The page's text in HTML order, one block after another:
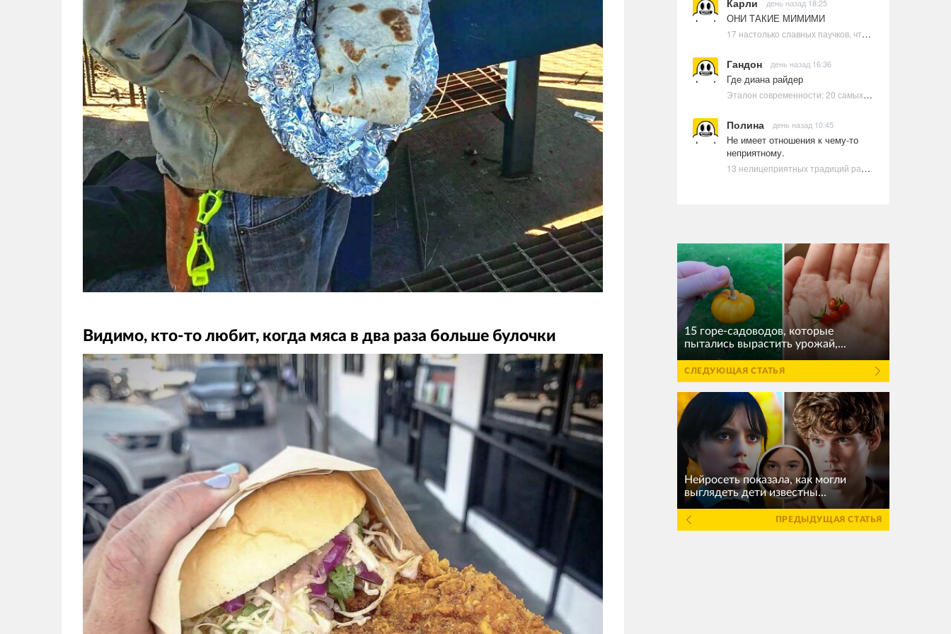
Видимо, кто-то любит, когда мяса в два раза больше булочки
Карли день назад 18:25
ОНИ ТАКИЕ МИМИМИ
17 настолько славных паучков, что даже у арахнофобов появится желание их погладить
Гандон день назад 16:36
Где диана райдер
Эталон современности: 20 самых красивых и привлекательных актрис Голливуда, по мнению Google | Ультрамарин
Полина день назад 10:45
Не имеет отношения к чему-то
неприятному.
13 нелицеприятных традиций разных стран, которые могут шокировать неподготовленного человека
15 горе-садоводов, которые
пытались вырастить урожай,...
СЛЕДУЮЩАЯ СТАТЬЯ
Нейросеть показала, как могли
выглядеть дети известны...
ПРЕДЫДУЩАЯ СТАТЬЯ